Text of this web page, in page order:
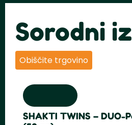
Sorodni
Obiščite trgovino
SHAKTI TWINS – DUO-